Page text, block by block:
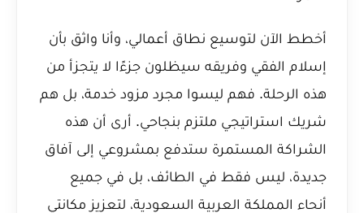
أخطط الآن لتوسيع نطاق أعمالي، وأنا واثق بأن
إسلام الفقي وفريقه سيظلون جزءًا لا يتجزأ من
هذه الرحلة. فهم ليسوا مجرد مزود خدمة، بل هم
شريك استراتيجي ملتزم بنجاحي. أرى أن هذه
الشراكة المستمرة ستدفع بمشروعي إلى آفاق
جديدة، ليس فقط في الطائف، بل في جميع
أنحاء المملكة العربية السعودية، لتعزيز مكانتي